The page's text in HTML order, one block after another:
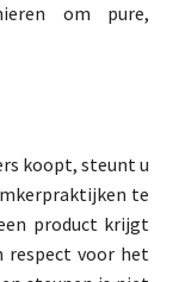
om pure,
koopt, steunt u
te
product krijgt
respect voor het